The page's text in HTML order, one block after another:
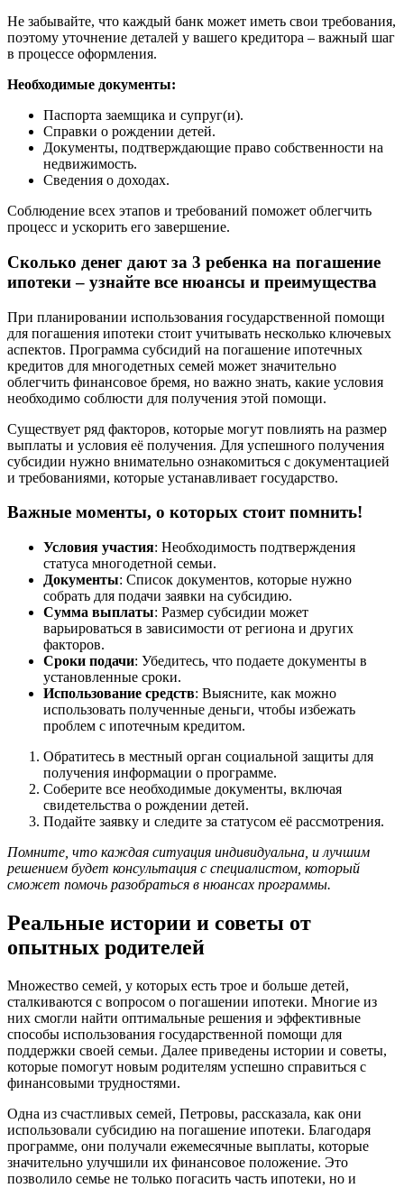
Не забывайте, что каждый банк может иметь свои требования,
поэтому уточнение деталей у вашего кредитора – важный шаг
в процессе оформления.
Необходимые документы:
Паспорта заемщика и супруг(и).
Справки о рождении детей.
Документы, подтверждающие право собственности на
недвижимость.
Сведения о доходах.
Соблюдение всех этапов и требований поможет облегчить
процесс и ускорить его завершение.
Сколько денег дают за 3 ребенка на погашение
ипотеки – узнайте все нюансы и преимущества
При планировании использования государственной помощи
для погашения ипотеки стоит учитывать несколько ключевых
аспектов. Программа субсидий на погашение ипотечных
кредитов для многодетных семей может значительно
облегчить финансовое бремя, но важно знать, какие условия
необходимо соблюсти для получения этой помощи.
Существует ряд факторов, которые могут повлиять на размер
выплаты и условия её получения. Для успешного получения
субсидии нужно внимательно ознакомиться с документацией
и требованиями, которые устанавливает государство.
Важные моменты, о которых стоит помнить!
Условия участия: Необходимость подтверждения
статуса многодетной семьи.
Документы: Список документов, которые нужно
собрать для подачи заявки на субсидию.
Сумма выплаты: Размер субсидии может
варьироваться в зависимости от региона и других
факторов.
Сроки подачи: Убедитесь, что подаете документы в
установленные сроки.
Использование средств: Выясните, как можно
использовать полученные деньги, чтобы избежать
проблем с ипотечным кредитом.
Обратитесь в местный орган социальной защиты для
получения информации о программе.
Соберите все необходимые документы, включая
свидетельства о рождении детей.
Подайте заявку и следите за статусом её рассмотрения.
Помните, что каждая ситуация индивидуальна, и лучшим
решением будет консультация с специалистом, который
сможет помочь разобраться в нюансах программы.
Реальные истории и советы от
опытных родителей
Множество семей, у которых есть трое и больше детей,
сталкиваются с вопросом о погашении ипотеки. Многие из
них смогли найти оптимальные решения и эффективные
способы использования государственной помощи для
поддержки своей семьи. Далее приведены истории и советы,
которые помогут новым родителям успешно справиться с
финансовыми трудностями.
Одна из счастливых семей, Петровы, рассказала, как они
использовали субсидию на погашение ипотеки. Благодаря
программе, они получали ежемесячные выплаты, которые
значительно улучшили их финансовое положение. Это
позволило семье не только погасить часть ипотеки, но и